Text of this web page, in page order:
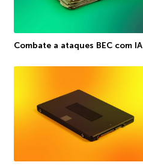
Combate a ataques BEC com IA